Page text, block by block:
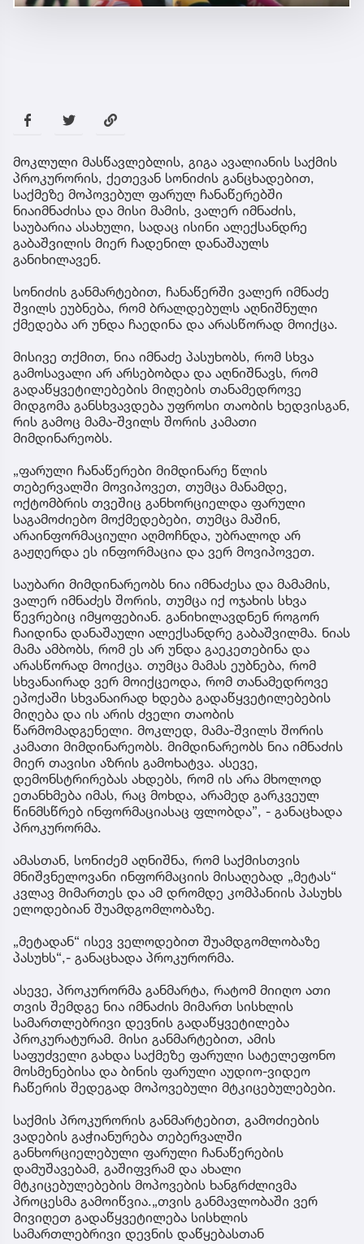
მოკლული მასწავლებლის, გიგა ავალიანის საქმის
პროკურორის, ქეთევან სონიძის განცხადებით,
საქმეზე მოპოვებულ ფარულ ჩანაწერებში
ნიაიმნაძისა და მისი მამის, ვალერ იმნაძის,
საუბარია ასახული, სადაც ისინი ალექსანდრე
გაბაშვილის მიერ ჩადენილ დანაშაულს
განიხილავენ.
სონიძის განმარტებით, ჩანაწერში ვალერ იმნაძე
შვილს ეუბნება, რომ ბრალდებულს აღნიშნული
ქმედება არ უნდა ჩაედინა და არასწორად მოიქცა.
მისივე თქმით, ნია იმნაძე პასუხობს, რომ სხვა
გამოსავალი არ არსებობდა და აღნიშნავს, რომ
გადაწყვეტილებების მიღების თანამედროვე
მიდგომა განსხვავდება უფროსი თაობის ხედვისგან,
რის გამოც მამა-შვილს შორის კამათი
მიმდინარეობს.
„ფარული ჩანაწერები მიმდინარე წლის
თებერვალში მოვიპოვეთ, თუმცა მანამდე,
ოქტომბრის თვეშიც განხორციელდა ფარული
საგამოძიებო მოქმედებები, თუმცა მაშინ,
არაინფორმაციული აღმოჩნდა, უბრალოდ არ
გაჟღერდა ეს ინფორმაცია და ვერ მოვიპოვეთ.
საუბარი მიმდინარეობს ნია იმნაძესა და მამამის,
ვალერ იმნაძეს შორის, თუმცა იქ ოჯახის სხვა
წევრებიც იმყოფებიან. განიხილავდნენ როგორ
ჩაიდინა დანაშაული ალექსანდრე გაბაშვილმა. ნიას
მამა ამბობს, რომ ეს არ უნდა გაეკეთებინა და
არასწორად მოიქცა. თუმცა მამას ეუბნება, რომ
სხვანაირად ვერ მოიქცეოდა, რომ თანამედროვე
ეპოქაში სხვანაირად ხდება გადაწყვეტილებების
მიღება და ის არის ძველი თაობის
წარმომადგენელი. მოკლედ, მამა-შვილს შორის
კამათი მიმდინარეობს. მიმდინარეობს ნია იმნაძის
მიერ თავისი აზრის გამოხატვა. ასევე,
დემონსტრირებას ახდებს, რომ ის არა მხოლოდ
ეთანხმება იმას, რაც მოხდა, არამედ გარკვეულ
წინმსწრებ ინფორმაციასაც ფლობდა”, - განაცხადა
პროკურორმა.
ამასთან, სონიძემ აღნიშნა, რომ საქმისთვის
მნიშვნელოვანი ინფორმაციის მისაღებად „მეტას“
კვლავ მიმართეს და ამ დრომდე კომპანიის პასუხს
ელოდებიან შუამდგომლობაზე.
„მეტადან“ ისევ ველოდებით შუამდგომლობაზე
პასუხს“,- განაცხადა პროკურორმა.
ასევე, პროკურორმა განმარტა, რატომ მიიღო ათი
თვის შემდგე ნია იმნაძის მიმართ სისხლის
სამართლებრივი დევნის გადაწყვეტილება
პროკურატურამ. მისი განმარტებით, ამის
საფუძველი გახდა საქმეზე ფარული სატელეფონო
მოსმენებისა და ბინის ფარული აუდიო-ვიდეო
ჩაწერის შედეგად მოპოვებული მტკიცებულებები.
საქმის პროკურორის განმარტებით, გამოძიების
ვადების გაჭიანურება თებერვალში
განხორციელებული ფარული ჩანაწერების
დამუშავებამ, გაშიფვრამ და ახალი
მტკიცებულებების მოპოვების ხანგრძლივმა
პროცესმა გამოიწვია.„თვის განმავლობაში ვერ
მივიღეთ გადაწყვეტილება სისხლის
სამართლებრივი დევნის დაწყებასთან